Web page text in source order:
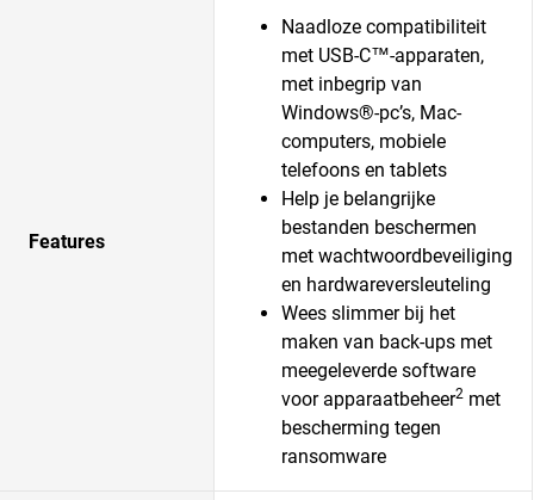
Features
Naadloze compatibiliteit
met USB-C™-apparaten,
met inbegrip van
Windows®-pc’s, Mac-
computers, mobiele
telefoons en tablets
Help je belangrijke
bestanden beschermen
met wachtwoordbeveiliging
en hardwareversleuteling
Wees slimmer bij het
maken van back-ups met
meegeleverde software
voor apparaatbeheer2 met
bescherming tegen
ransomware